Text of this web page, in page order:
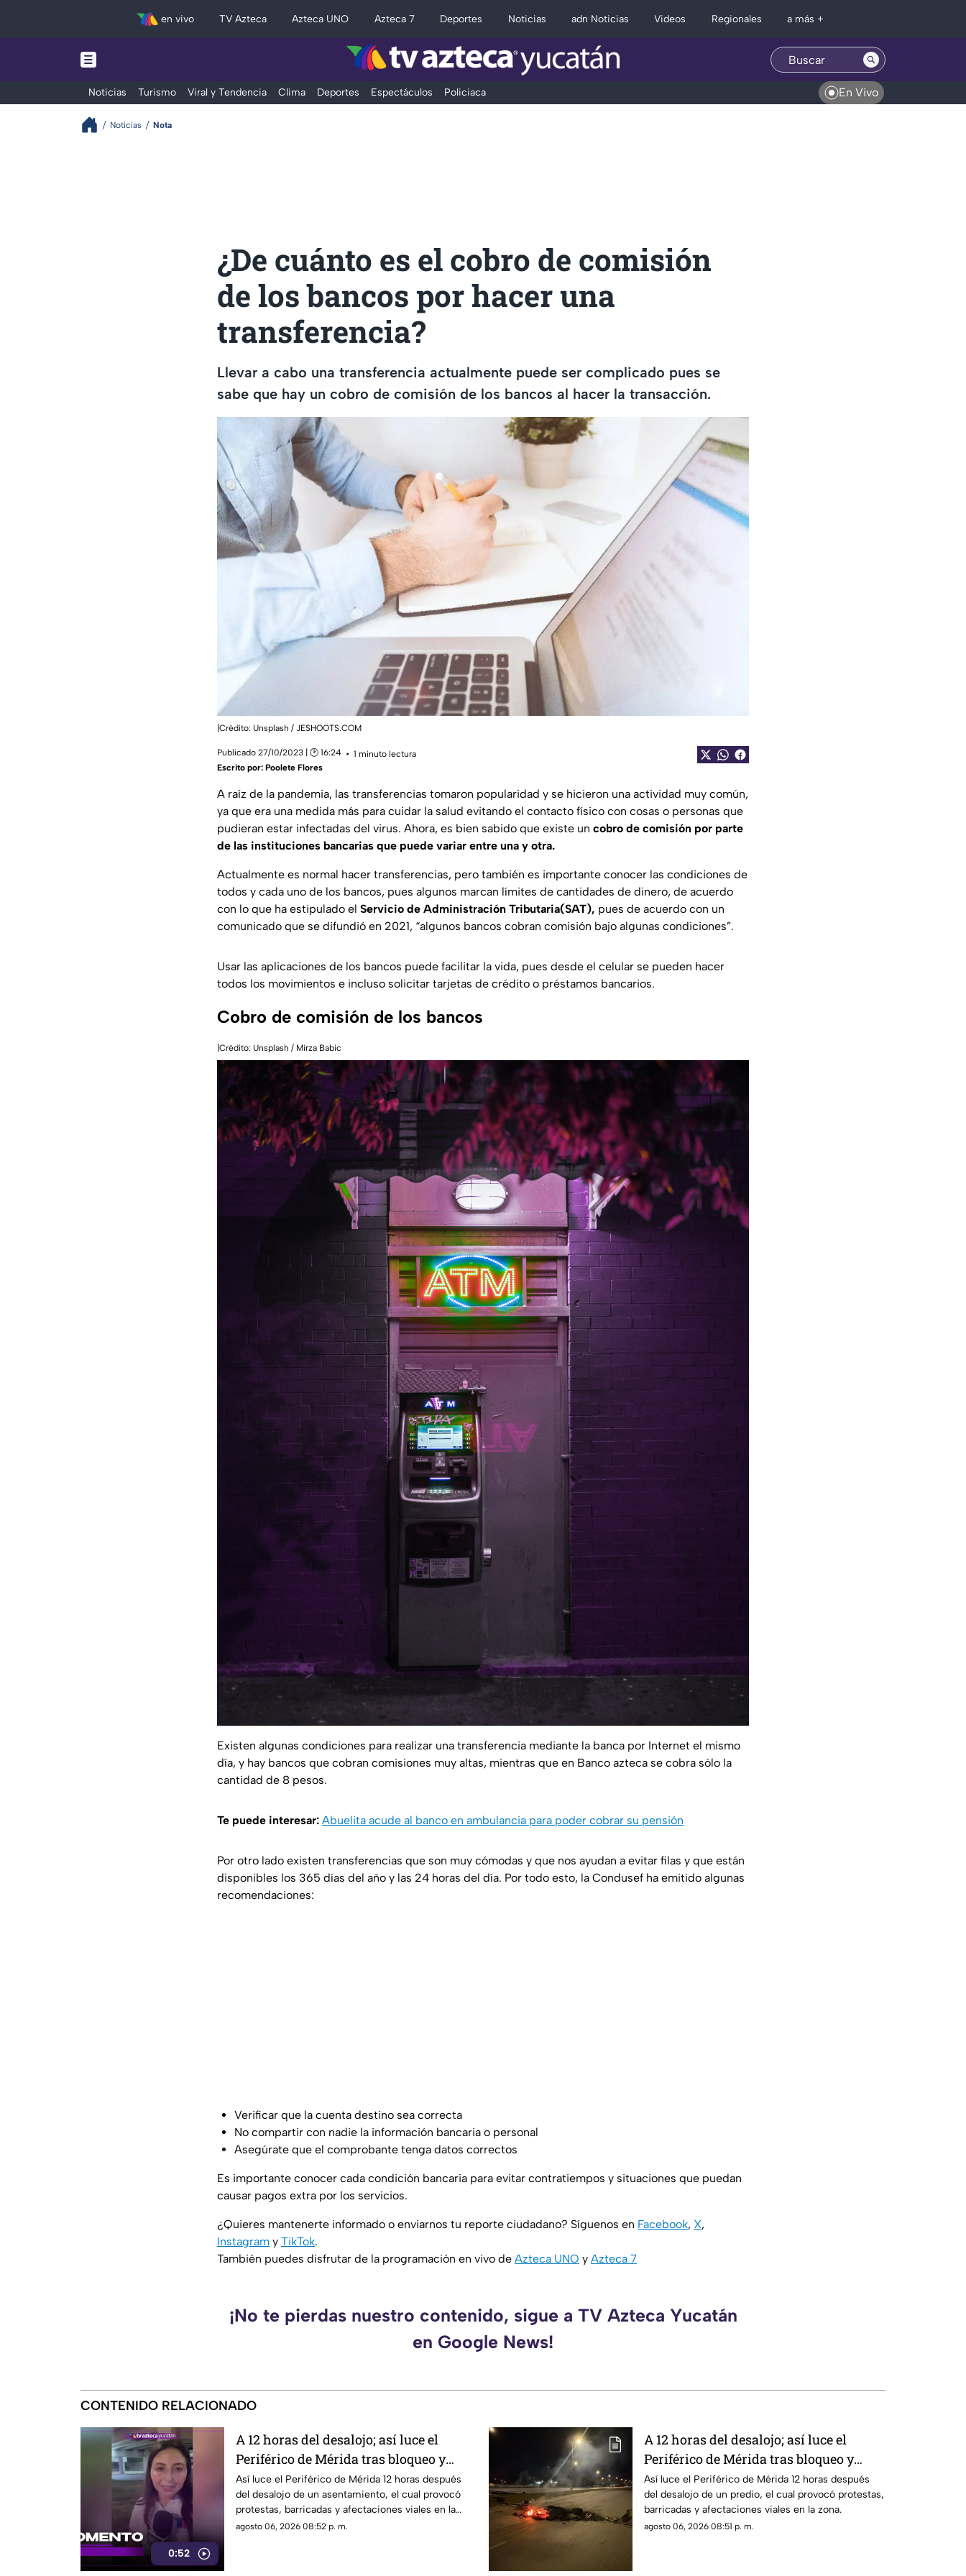
en vivo TV Azteca Azteca UNO Azteca 7 Deportes Noticias adn Noticias Videos Regionales a más +
Noticias Turismo Viral y Tendencia Clima Deportes Espectáculos Policiaca En Vivo
Noticias Nota
¿De cuánto es el cobro de comisión
de los bancos por hacer una
transferencia?
Llevar a cabo una transferencia actualmente puede ser complicado pues se
sabe que hay un cobro de comisión de los bancos al hacer la transacción.
|Crédito: Unsplash / JESHOOTS.COM
Publicado 27/10/2023 | 🕑 16:24
1 minuto lectura
Escrito por: Poolete Flores
A raíz de la pandemia, las transferencias tomaron popularidad y se hicieron una actividad muy común,
ya que era una medida más para cuidar la salud evitando el contacto físico con cosas o personas que
pudieran estar infectadas del virus. Ahora, es bien sabido que existe un cobro de comisión por parte
de las instituciones bancarias que puede variar entre una y otra.
Actualmente es normal hacer transferencias, pero también es importante conocer las condiciones de
todos y cada uno de los bancos, pues algunos marcan límites de cantidades de dinero, de acuerdo
con lo que ha estipulado el Servicio de Administración Tributaria(SAT), pues de acuerdo con un
comunicado que se difundió en 2021, “algunos bancos cobran comisión bajo algunas condiciones”.
Usar las aplicaciones de los bancos puede facilitar la vida, pues desde el celular se pueden hacer
todos los movimientos e incluso solicitar tarjetas de crédito o préstamos bancarios.
Cobro de comisión de los bancos
|Crédito: Unsplash / Mirza Babic
Existen algunas condiciones para realizar una transferencia mediante la banca por Internet el mismo
día, y hay bancos que cobran comisiones muy altas, mientras que en Banco azteca se cobra sólo la
cantidad de 8 pesos.
Te puede interesar: Abuelita acude al banco en ambulancia para poder cobrar su pensión
Por otro lado existen transferencias que son muy cómodas y que nos ayudan a evitar filas y que están
disponibles los 365 días del año y las 24 horas del día. Por todo esto, la Condusef ha emitido algunas
recomendaciones:
Verificar que la cuenta destino sea correcta
No compartir con nadie la información bancaria o personal
Asegúrate que el comprobante tenga datos correctos
Es importante conocer cada condición bancaria para evitar contratiempos y situaciones que puedan
causar pagos extra por los servicios.
¿Quieres mantenerte informado o enviarnos tu reporte ciudadano? Síguenos en Facebook, X,
Instagram y TikTok.
También puedes disfrutar de la programación en vivo de Azteca UNO y Azteca 7
¡No te pierdas nuestro contenido, sigue a TV Azteca Yucatán
en Google News!
CONTENIDO RELACIONADO
0:52
A 12 horas del desalojo; así luce el
Periférico de Mérida tras bloqueo y
protestas de manifestantes
Así luce el Periférico de Mérida 12 horas después
del desalojo de un asentamiento, el cual provocó
protestas, barricadas y afectaciones viales en la
zona.
agosto 06, 2026 08:52 p. m.
A 12 horas del desalojo; así luce el
Periférico de Mérida tras bloqueo y
protestas de manifestantes
Así luce el Periférico de Mérida 12 horas después
del desalojo de un predio, el cual provocó protestas,
barricadas y afectaciones viales en la zona.
agosto 06, 2026 08:51 p. m.